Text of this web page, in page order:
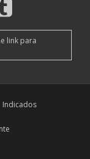
link para
Indicados